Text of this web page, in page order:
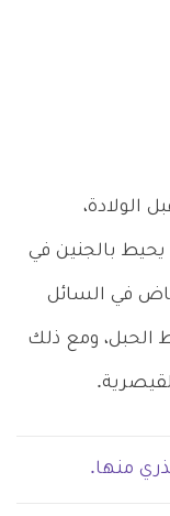
الولادة،
بالجنين في
في السائل
ومع ذلك
منها.